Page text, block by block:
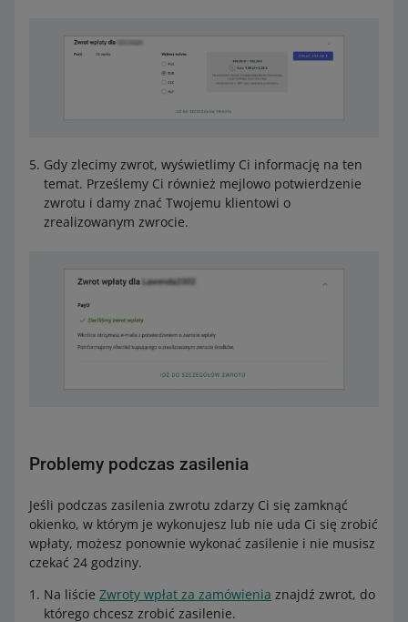
Gdy zlecimy zwrot, wyświetlimy Ci informację na ten
temat. Prześlemy Ci również mejlowo potwierdzenie
zwrotu i damy znać Twojemu klientowi o
zrealizowanym zwrocie.
Problemy podczas zasilenia
Jeśli podczas zasilenia zwrotu zdarzy Ci się zamknąć
okienko, w którym je wykonujesz lub nie uda Ci się zrobić
wpłaty, możesz ponownie wykonać zasilenie i nie musisz
czekać 24 godziny.
Na liście Zwroty wpłat za zamówienia znajdź zwrot, do
którego chcesz zrobić zasilenie.